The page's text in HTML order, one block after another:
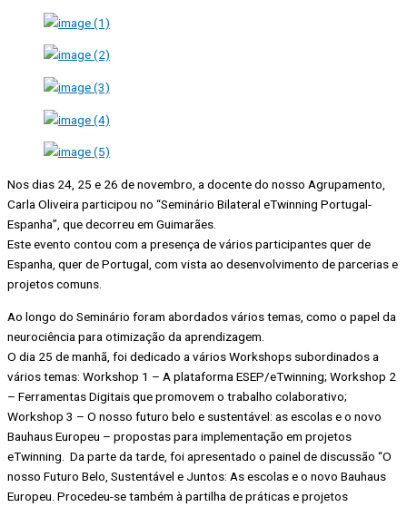
Nos dias 24, 25 e 26 de novembro, a docente do nosso Agrupamento,
Carla Oliveira participou no “Seminário Bilateral eTwinning Portugal-
Espanha”, que decorreu em Guimarães.
Este evento contou com a presença de vários participantes quer de
Espanha, quer de Portugal, com vista ao desenvolvimento de parcerias e
projetos comuns.
Ao longo do Seminário foram abordados vários temas, como o papel da
neurociência para otimização da aprendizagem.
O dia 25 de manhã, foi dedicado a vários Workshops subordinados a
vários temas: Workshop 1 – A plataforma ESEP/eTwinning; Workshop 2
– Ferramentas Digitais que promovem o trabalho colaborativo;
Workshop 3 – O nosso futuro belo e sustentável: as escolas e o novo
Bauhaus Europeu – propostas para implementação em projetos
eTwinning. Da parte da tarde, foi apresentado o painel de discussão “O
nosso Futuro Belo, Sustentável e Juntos: As escolas e o novo Bauhaus
Europeu. Procedeu-se também à partilha de práticas e projetos